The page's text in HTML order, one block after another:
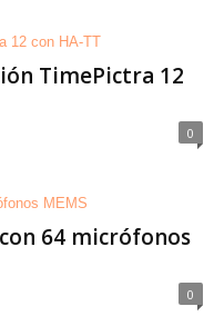
TimePictra 12
0
64 micrófonos
0